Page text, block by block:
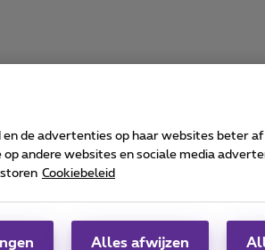
Carrier & Wholesale Solutions
Proximus Group
| Telindus
de advertenties op haar websites beter
andere websites en sociale media
Cookiebeleid
Alles afwijzen